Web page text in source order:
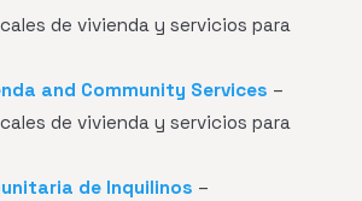
de vivienda y servicios para
and Community Services –
de vivienda y servicios para
de Inquilinos –